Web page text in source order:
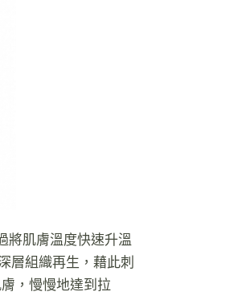
將肌膚溫度快速升溫
層組織再生，藉此刺
，慢慢地達到拉